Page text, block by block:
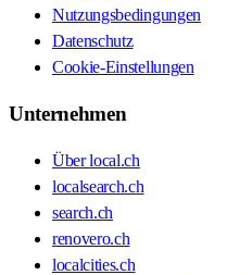
Nutzungsbedingungen
Datenschutz
Cookie-Einstellungen
Unternehmen
Über local.ch
localsearch.ch
search.ch
renovero.ch
localcities.ch